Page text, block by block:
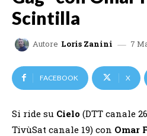
Scintilla
Autore Loris Zanini 7
FACEBOOK X
Si ride su Cielo (DTT canale
TivùSat canale 19) con Omar